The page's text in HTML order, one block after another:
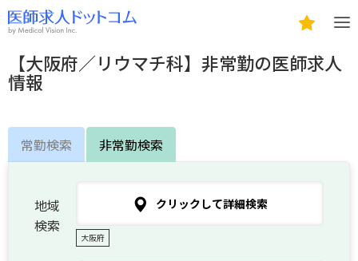
【大阪府／リウマチ科】非常勤の医師求人
情報
常勤検索 非常勤検索
地域
検索
クリックして詳細検索
大阪府